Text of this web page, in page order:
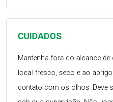
CUIDADOS
Mantenha fora do alcance
local fresco, seco e ao
contato com os olhos. Deve